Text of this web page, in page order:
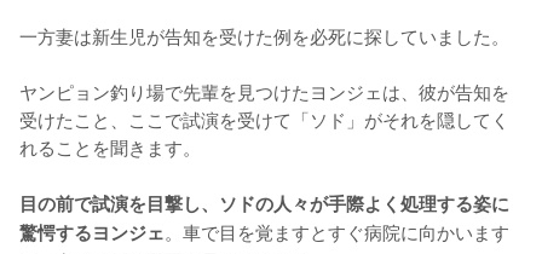
一方妻は新生児が告知を受けた例を必死に探していました。
ヤンピョン釣り場で先輩を見つけたヨンジェは、彼が告知を
受けたこと、ここで試演を受けて「ソド」がそれを隠してく
れることを聞きます。
目の前で試演を目撃し、ソドの人々が手際よく処理する姿に
驚愕するヨンジェ。車で目を覚ますとすぐ病院に向かいます